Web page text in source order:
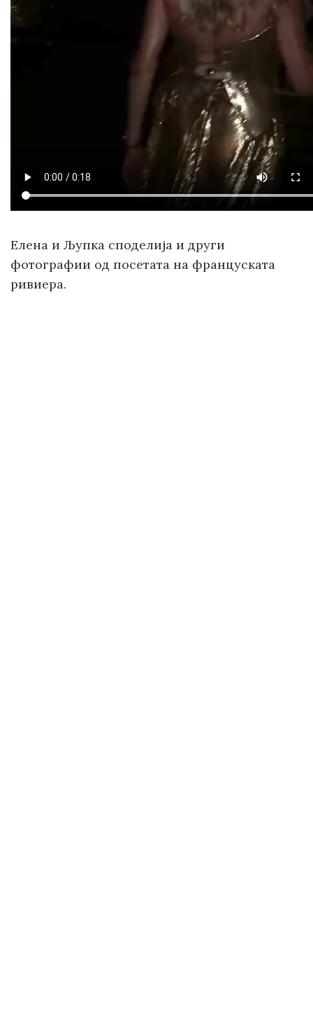
Елена и Љупка споделија и други
фотографии од посетата на француската
ривиера.